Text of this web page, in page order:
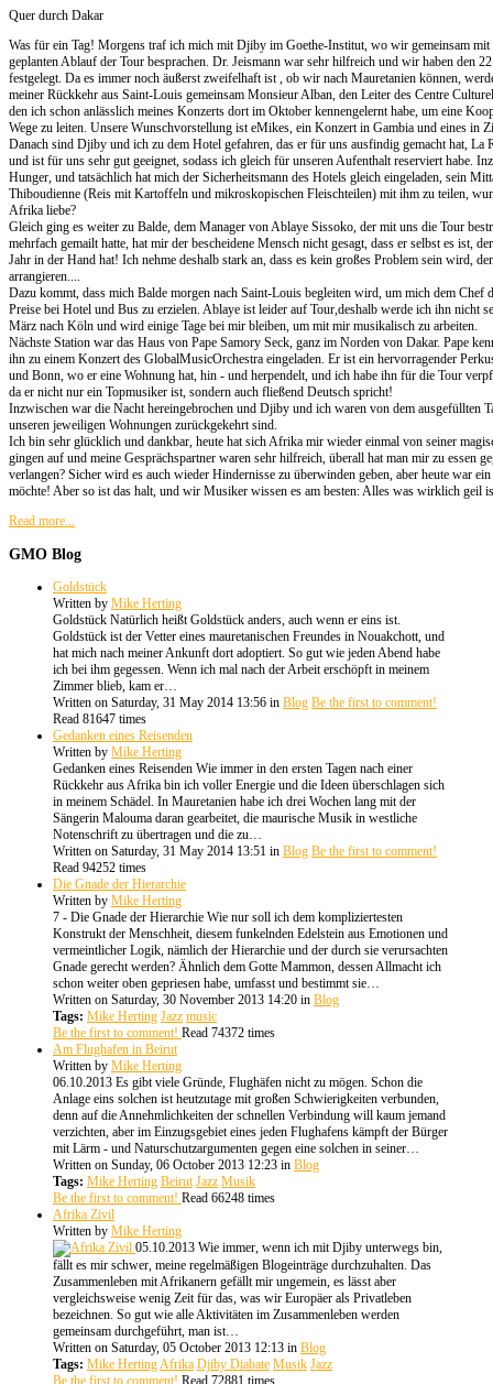
Quer durch Dakar
Was für ein Tag! Morgens traf ich mich mit Djiby im Goethe-Institut, wo wir gemeinsam mit
geplanten Ablauf der Tour besprachen. Dr. Jeismann war sehr hilfreich und wir haben den
festgelegt. Da es immer noch äußerst zweifelhaft ist , ob wir nach Mauretanien können,
meiner Rückkehr aus Saint-Louis gemeinsam Monsieur Alban, den Leiter des Centre
den ich schon anlässlich meines Konzerts dort im Oktober kennengelernt habe, um eine
Wege zu leiten. Unsere Wunschvorstellung ist eMikes, ein Konzert in Gambia und eines in
Danach sind Djiby und ich zu dem Hotel gefahren, das er für uns ausfindig gemacht hat, La
und ist für uns sehr gut geeignet, sodass ich gleich für unseren Aufenthalt reserviert habe.
Hunger, und tatsächlich hat mich der Sicherheitsmann des Hotels gleich eingeladen, sein
Thiboudienne (Reis mit Kartoffeln und mikroskopischen Fleischteilen) mit ihm zu teilen,
Afrika liebe?
Gleich ging es weiter zu Balde, dem Manager von Ablaye Sissoko, der mit uns die Tour
mehrfach gemailt hatte, hat mir der bescheidene Mensch nicht gesagt, dass er selbst es ist,
Jahr in der Hand hat! Ich nehme deshalb stark an, dass es kein großes Problem sein wird,
arrangieren....
Dazu kommt, dass mich Balde morgen nach Saint-Louis begleiten wird, um mich dem Chef
Preise bei Hotel und Bus zu erzielen. Ablaye ist leider auf Tour,deshalb werde ich ihn nicht
März nach Köln und wird einige Tage bei mir bleiben, um mit mir musikalisch zu arbeiten.
Nächste Station war das Haus von Pape Samory Seck, ganz im Norden von Dakar. Pape
ihn zu einem Konzert des GlobalMusicOrchestra eingeladen. Er ist ein hervorragender
und Bonn, wo er eine Wohnung hat, hin - und herpendelt, und ich habe ihn für die Tour
da er nicht nur ein Topmusiker ist, sondern auch fließend Deutsch spricht!
Inzwischen war die Nacht hereingebrochen und Djiby und ich waren von dem ausgefüllten
unseren jeweiligen Wohnungen zurückgekehrt sind.
Ich bin sehr glücklich und dankbar, heute hat sich Afrika mir wieder einmal von seiner
gingen auf und meine Gesprächspartner waren sehr hilfreich, überall hat man mir zu essen
verlangen? Sicher wird es auch wieder Hindernisse zu überwinden geben, aber heute war
möchte! Aber so ist das halt, und wir Musiker wissen es am besten: Alles was wirklich geil
Read more...
GMO Blog
Goldstück
Written by Mike Herting
Goldstück Natürlich heißt Goldstück anders, auch wenn er eins ist.
Goldstück ist der Vetter eines mauretanischen Freundes in Nouakchott, und
hat mich nach meiner Ankunft dort adoptiert. So gut wie jeden Abend habe
ich bei ihm gegessen. Wenn ich mal nach der Arbeit erschöpft in meinem
Zimmer blieb, kam er…
Written on Saturday, 31 May 2014 13:56 in Blog Be the first to comment!
Read 81647 times
Gedanken eines Reisenden
Written by Mike Herting
Gedanken eines Reisenden Wie immer in den ersten Tagen nach einer
Rückkehr aus Afrika bin ich voller Energie und die Ideen überschlagen sich
in meinem Schädel. In Mauretanien habe ich drei Wochen lang mit der
Sängerin Malouma daran gearbeitet, die maurische Musik in westliche
Notenschrift zu übertragen und die zu…
Written on Saturday, 31 May 2014 13:51 in Blog Be the first to comment!
Read 94252 times
Die Gnade der Hierarchie
Written by Mike Herting
7 - Die Gnade der Hierarchie Wie nur soll ich dem kompliziertesten
Konstrukt der Menschheit, diesem funkelnden Edelstein aus Emotionen und
vermeintlicher Logik, nämlich der Hierarchie und der durch sie verursachten
Gnade gerecht werden? Ähnlich dem Gotte Mammon, dessen Allmacht ich
schon weiter oben gepriesen habe, umfasst und bestimmt sie…
Written on Saturday, 30 November 2013 14:20 in Blog
Tags: Mike Herting Jazz music
Be the first to comment! Read 74372 times
Am Flughafen in Beirut
Written by Mike Herting
06.10.2013 Es gibt viele Gründe, Flughäfen nicht zu mögen. Schon die
Anlage eins solchen ist heutzutage mit großen Schwierigkeiten verbunden,
denn auf die Annehmlichkeiten der schnellen Verbindung will kaum jemand
verzichten, aber im Einzugsgebiet eines jeden Flughafens kämpft der Bürger
mit Lärm - und Naturschutzargumenten gegen eine solchen in seiner…
Written on Sunday, 06 October 2013 12:23 in Blog
Tags: Mike Herting Beirut Jazz Musik
Be the first to comment! Read 66248 times
Afrika Zivil
Written by Mike Herting
05.10.2013 Wie immer, wenn ich mit Djiby unterwegs bin,
fällt es mir schwer, meine regelmäßigen Blogeinträge durchzuhalten. Das
Zusammenleben mit Afrikanern gefällt mir ungemein, es lässt aber
vergleichsweise wenig Zeit für das, was wir Europäer als Privatleben
bezeichnen. So gut wie alle Aktivitäten im Zusammenleben werden
gemeinsam durchgeführt, man ist…
Written on Saturday, 05 October 2013 12:13 in Blog
Tags: Mike HertingAfrika Djiby Diabate Musik Jazz
Be the first to comment! Read 72881 times